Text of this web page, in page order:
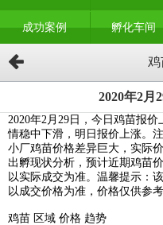
成功案例 孵化车间
2020年2月
2020年2月29日，今日鸡苗报
情稳中下滑，明日报价上涨。
小厂鸡苗价格差异巨大，实际
出孵现状分析，预计近期鸡苗
以实际成交为准。温馨提示：
以成交价格为准，价格仅供参
鸡苗 区域 价格 趋势